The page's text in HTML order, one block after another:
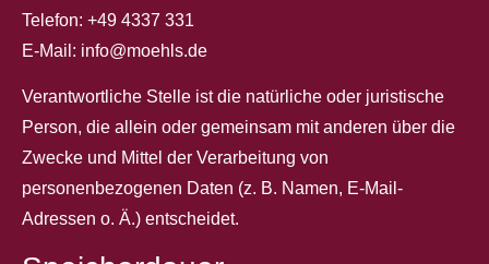
Telefon: +49 4337 331
E-Mail: info@moehls.de
Verantwortliche Stelle ist die natürliche oder juristische
Person, die allein oder gemeinsam mit anderen über die
Zwecke und Mittel der Verarbeitung von
personenbezogenen Daten (z. B. Namen, E-Mail-
Adressen o. Ä.) entscheidet.